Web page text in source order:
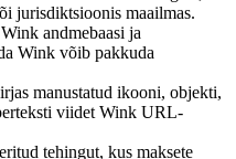
jurisdiktsioonis maailmas.
andmebaasi ja
Wink võib pakkuda
manustatud ikooni, objekti,
viidet Wink URL-
tehingut, kus maksete